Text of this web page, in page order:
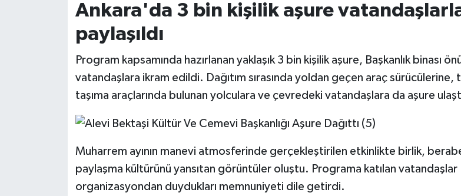
Ankara'da 3 bin kişilik aşure
paylaşıldı
Program kapsamında hazırlanan yaklaşık 3 bin kişilik aşure, Başkanlık binası
vatandaşlara ikram edildi. Dağıtım sırasında yoldan geçen araç sürücülerine,
taşıma araçlarında bulunan yolculara ve çevredeki vatandaşlara da aşure
Muharrem ayının manevi atmosferinde gerçekleştirilen etkinlikte birlik,
paylaşma kültürünü yansıtan görüntüler oluştu. Programa katılan vatandaşlar
organizasyondan duydukları memnuniyeti dile getirdi.